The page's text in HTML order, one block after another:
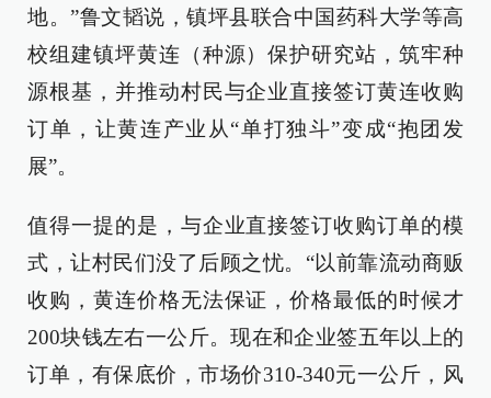
地。”鲁文韬说，镇坪县联合中国药科大学等高
校组建镇坪黄连（种源）保护研究站，筑牢种
源根基，并推动村民与企业直接签订黄连收购
订单，让黄连产业从“单打独斗”变成“抱团发
展”。
值得一提的是，与企业直接签订收购订单的模
式，让村民们没了后顾之忧。“以前靠流动商贩
收购，黄连价格无法保证，价格最低的时候才
200块钱左右一公斤。现在和企业签五年以上的
订单，有保底价，市场价310-340元一公斤，风